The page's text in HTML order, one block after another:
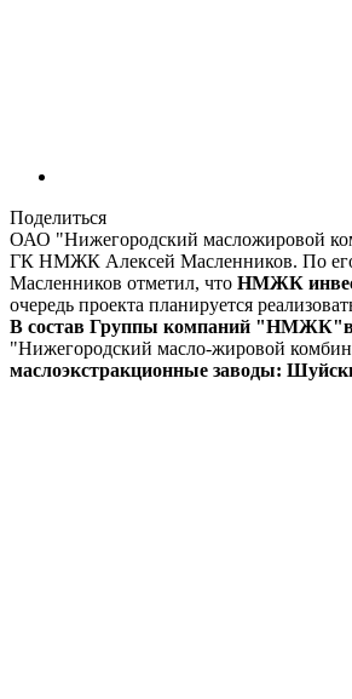
Поделиться
ОАО "Нижегородский масложировой
ГК НМЖК Алексей Масленников. По его
Масленников отметил, что НМЖК
очередь проекта планируется
В состав Группы компаний
"Нижегородский масло-жировой
маслоэкстракционные заводы: